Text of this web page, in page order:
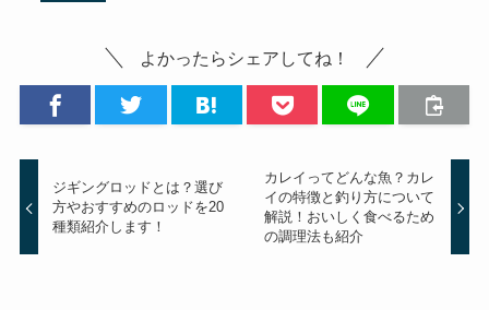
よかったらシェアしてね！
ジギングロッドとは？選び
方やおすすめのロッドを20
種類紹介します！
カレイってどんな魚？カレ
イの特徴と釣り方について
解説！おいしく食べるため
の調理法も紹介